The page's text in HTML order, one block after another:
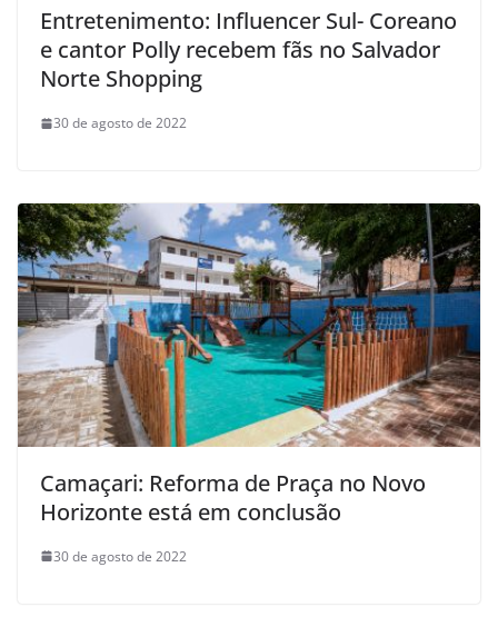
Entretenimento: Influencer Sul- Coreano
e cantor Polly recebem fãs no Salvador
Norte Shopping
30 de agosto de 2022
Camaçari: Reforma de Praça no Novo
Horizonte está em conclusão
30 de agosto de 2022